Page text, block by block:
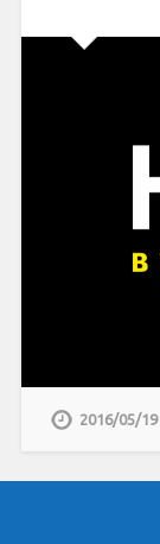
2016/05/19